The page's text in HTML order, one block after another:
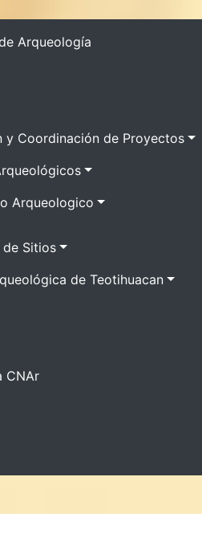
Arqueología
y Coordinación de Proyectos
Arqueologico
Sitios
de Teotihuacan
CNAr